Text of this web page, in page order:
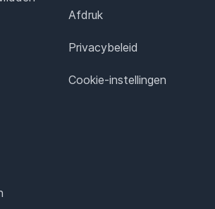
Afdruk
Privacybeleid
Cookie-instellingen